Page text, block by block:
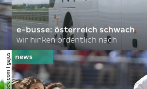
e-busse: österreich schwach
wir hinken ordentlich nach